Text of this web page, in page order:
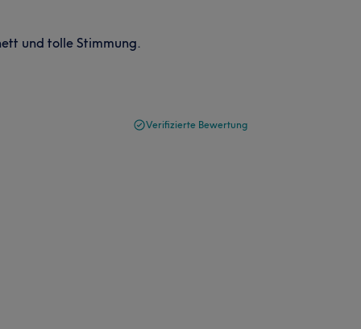
und tolle Stimmung.
Verifizierte Bewertung